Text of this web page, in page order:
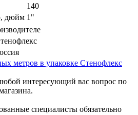
140
дюйм 1"
метров в упаковке Стенофлекс
интересующий вас вопрос по
специалисты обязательно